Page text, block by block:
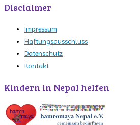
Disclaimer
Impressum
Haftungsausschluss
Datenschutz
Kontakt
Kindern in Nepal helfen